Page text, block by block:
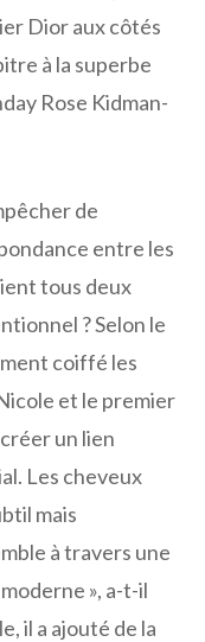
Dior aux côtés
à la superbe
Rose Kidman-
de
entre les
tous deux
? Selon le
coiffé les
et le premier
un lien
Les cheveux
mais
à travers une
», a-t-il
il a ajouté de la